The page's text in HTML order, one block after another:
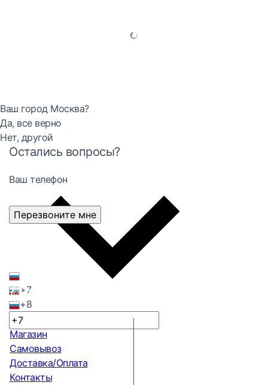
Ваш город Москва?
Да, все верно
Нет, другой
Остались вопросы?
Ваш телефон
+7
+8
Перезвоните мне
Магазин
Самовывоз
Доставка/Оплата
Контакты